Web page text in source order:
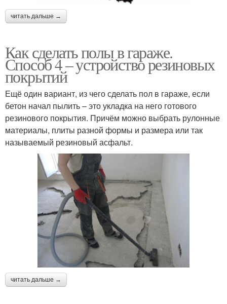
читать дальше →
Как сделать полы в гараже.
Способ 4 – устройство резиновых
покрытий
Ещё один вариант, из чего сделать пол в гараже, если
бетон начал пылить – это укладка на него готового
резинового покрытия. Причём можно выбрать рулонные
материалы, плиты разной формы и размера или так
называемый резиновый асфальт.
читать дальше →